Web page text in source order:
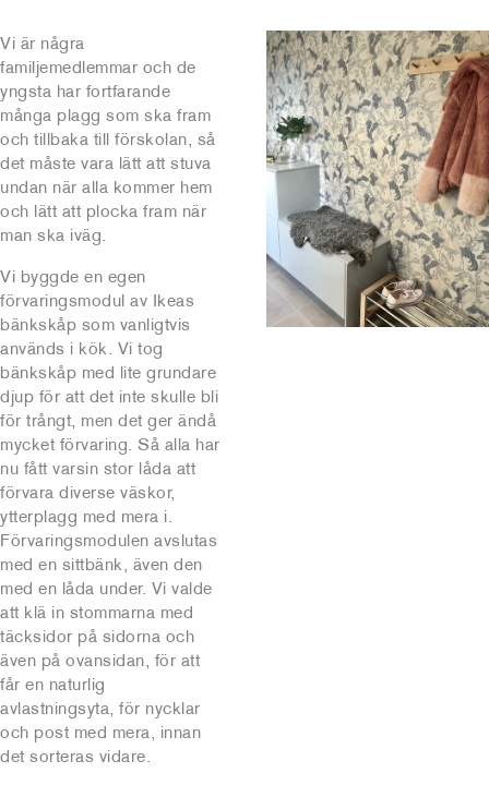
Vi är några
familjemedlemmar och de
yngsta har fortfarande
många plagg som ska fram
och tillbaka till förskolan, så
det måste vara lätt att stuva
undan när alla kommer hem
och lätt att plocka fram när
man ska iväg.
Vi byggde en egen
förvaringsmodul av Ikeas
bänkskåp som vanligtvis
används i kök. Vi tog
bänkskåp med lite grundare
djup för att det inte skulle bli
för trångt, men det ger ändå
mycket förvaring. Så alla har
nu fått varsin stor låda att
förvara diverse väskor,
ytterplagg med mera i.
Förvaringsmodulen avslutas
med en sittbänk, även den
med en låda under. Vi valde
att klä in stommarna med
täcksidor på sidorna och
även på ovansidan, för att
får en naturlig
avlastningsyta, för nycklar
och post med mera, innan
det sorteras vidare.